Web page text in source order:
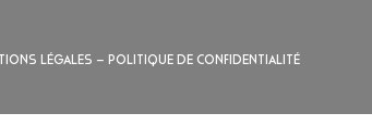
LÉGALES – POLITIQUE DE CONFIDENTIALITÉ